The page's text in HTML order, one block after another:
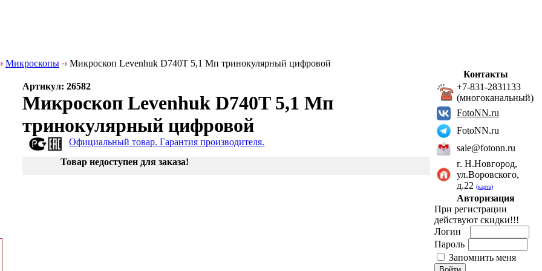
Микроскопы Микроскоп Levenhuk D740T 5,1 Мп тринокулярный цифровой
Артикул: 26582
Микроскоп Levenhuk D740T 5,1 Мп
тринокулярный цифровой
Официальный товар. Гарантия производителя.
Товар недоступен для заказа!
Контакты
+7-831-2831133
(многоканальный)
FotoNN.ru
FotoNN.ru
sale@fotonn.ru
г. Н.Новгород,
ул.Воровского,
д.22 (карта)
Авторизация
При регистрации
действуют скидки!!!
Логин
Пароль
Запомнить меня